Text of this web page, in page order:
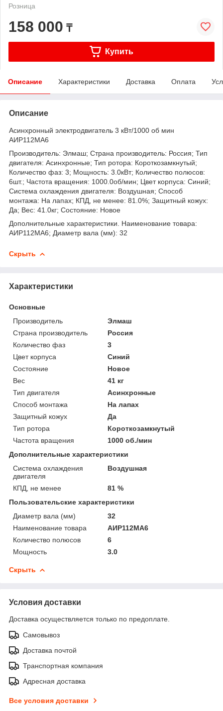
Розница
158 000 ₸
Купить
Описание Характеристики Доставка Оплата
Описание
Асинхронный электродвигатель 3 кВт/1000 об мин
АИР112МА6
Производитель: Элмаш; Страна производитель: Россия; Тип
двигателя: Асинхронные; Тип ротора: Короткозамкнутый;
Количество фаз: 3; Мощность: 3.0кВт; Количество полюсов:
6шт.; Частота вращения: 1000.0об/мин; Цвет корпуса: Синий;
Система охлаждения двигателя: Воздушная; Способ
монтажа: На лапах; КПД, не менее: 81.0%; Защитный кожух:
Да; Вес: 41.0кг; Состояние: Новое
Дополнительные характеристики. Наименование товара:
АИР112МА6; Диаметр вала (мм): 32
Скрыть
Характеристики
Основные
Производитель
Элмаш
Страна производитель
Россия
Количество фаз
3
Цвет корпуса
Синий
Состояние
Новое
Вес
41 кг
Тип двигателя
Асинхронные
Способ монтажа
На лапах
Защитный кожух
Да
Тип ротора
Короткозамкнутый
Частота вращения
1000 об./мин
Дополнительные характеристики
Система охлаждения
двигателя
Воздушная
КПД, не менее
81 %
Пользовательские характеристики
Диаметр вала (мм)
32
Наименование товара
АИР112МА6
Количество полюсов
6
Мощность
3.0
Скрыть
Условия доставки
Доставка осуществляется только по предоплате.
Самовывоз
Доставка почтой
Транспортная компания
Адресная доставка
Все условия доставки